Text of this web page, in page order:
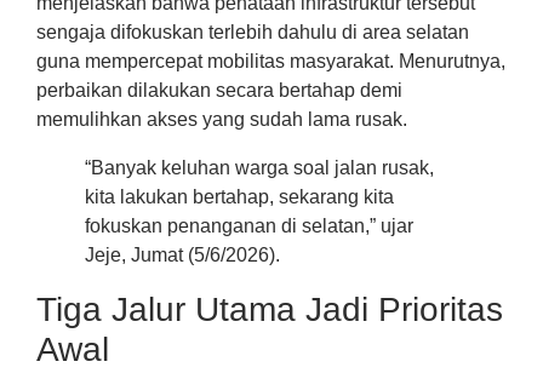
sengaja difokuskan terlebih dahulu di area selatan
guna mempercepat mobilitas masyarakat. Menurutnya,
perbaikan dilakukan secara bertahap demi
memulihkan akses yang sudah lama rusak.
“Banyak keluhan warga soal jalan rusak,
kita lakukan bertahap, sekarang kita
fokuskan penanganan di selatan,” ujar
Jeje, Jumat (5/6/2026).
Tiga Jalur Utama Jadi Prioritas
Awal